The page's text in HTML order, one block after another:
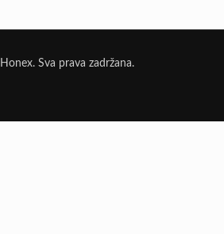
Sva prava zadržana.